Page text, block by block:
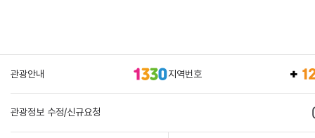
관광안내 지역번호
관광정보 수정/신규요청